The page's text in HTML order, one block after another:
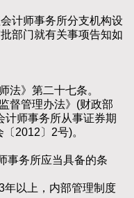
计师事务所分支机构设
部门就有关事项告知如
》第二十七条。
管理办法》(财政部
计师事务所从事证券期
2012〕2号)。
务所应当具备的条
以上，内部管理制度